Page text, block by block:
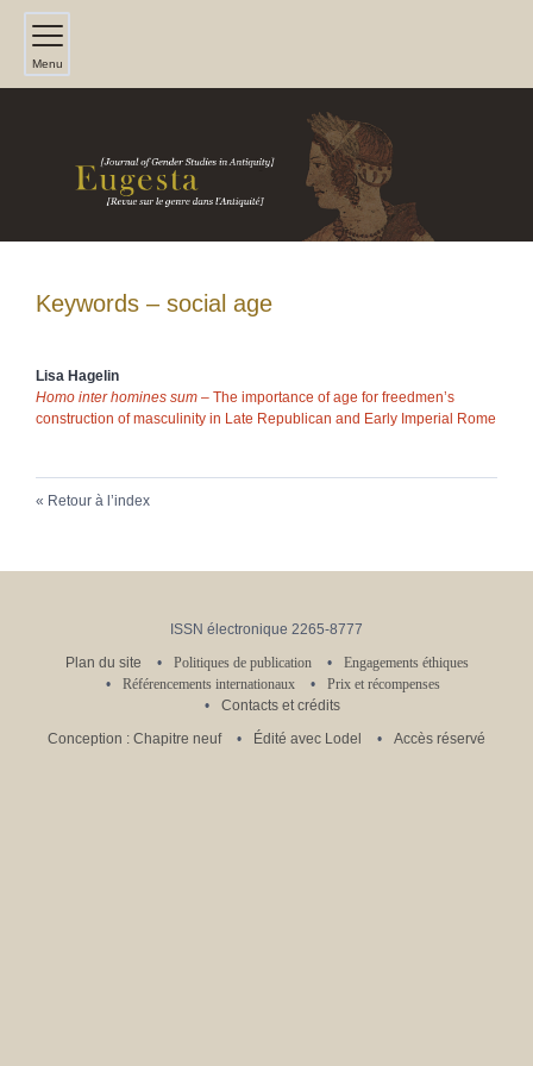
Menu
Keywords – social age
Lisa Hagelin
Homo inter homines sum – The importance of age for freedmen’s
construction of masculinity in Late Republican and Early Imperial Rome
Retour à l’index
ISSN électronique 2265-8777
Plan du site
Politiques de publication
Engagements éthiques
Référencements internationaux
Prix et récompenses
Contacts et crédits
Conception : Chapitre neuf
Édité avec Lodel Accès réservé